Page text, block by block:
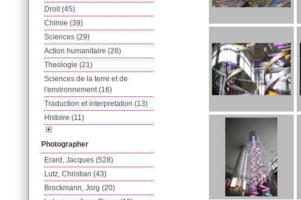
Droit (45)
Chimie (39)
Sciences (29)
Action humanitaire (26)
Theologie (21)
Sciences de la terre et de
l'environnement (16)
Traduction et interpretation (13)
Histoire (11)
Photographer
Erard, Jacques (528)
Lutz, Christian (43)
Brockmann, Jorg (20)